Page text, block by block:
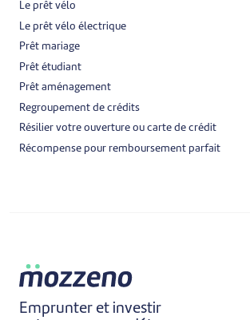
Le prêt vélo
Le prêt vélo électrique
Prêt mariage
Prêt étudiant
Prêt aménagement
Regroupement de crédits
Résilier votre ouverture ou carte de crédit
Récompense pour remboursement parfait
Emprunter et investir